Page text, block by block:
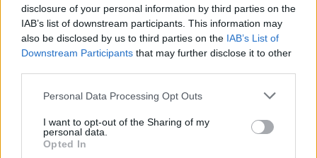
disclosure of your personal information by third parties on the
IAB’s list of downstream participants. This information may
also be disclosed by us to third parties on the IAB’s List of
Downstream Participants that may further disclose it to other
Please note that this website/app uses one or more Google
not limited to your visit or usage behaviour. You may click to
grant or deny consent to Google and its third-party tags to
use your data for below specified purposes in below Google
Personal Data Processing Opt Outs
I want to opt-out of the Sharing of my
personal data.
Opted In
ΗΛΙΑΣ ΠΑΠΑΪΩΑΝΝΟΥ
08/03/2026
Αναγνώριση και σεβασμός
Α.Ο. Θήρας